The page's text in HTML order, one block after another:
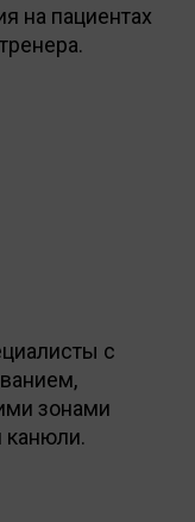
на пациентах
с
зонами
канюли.